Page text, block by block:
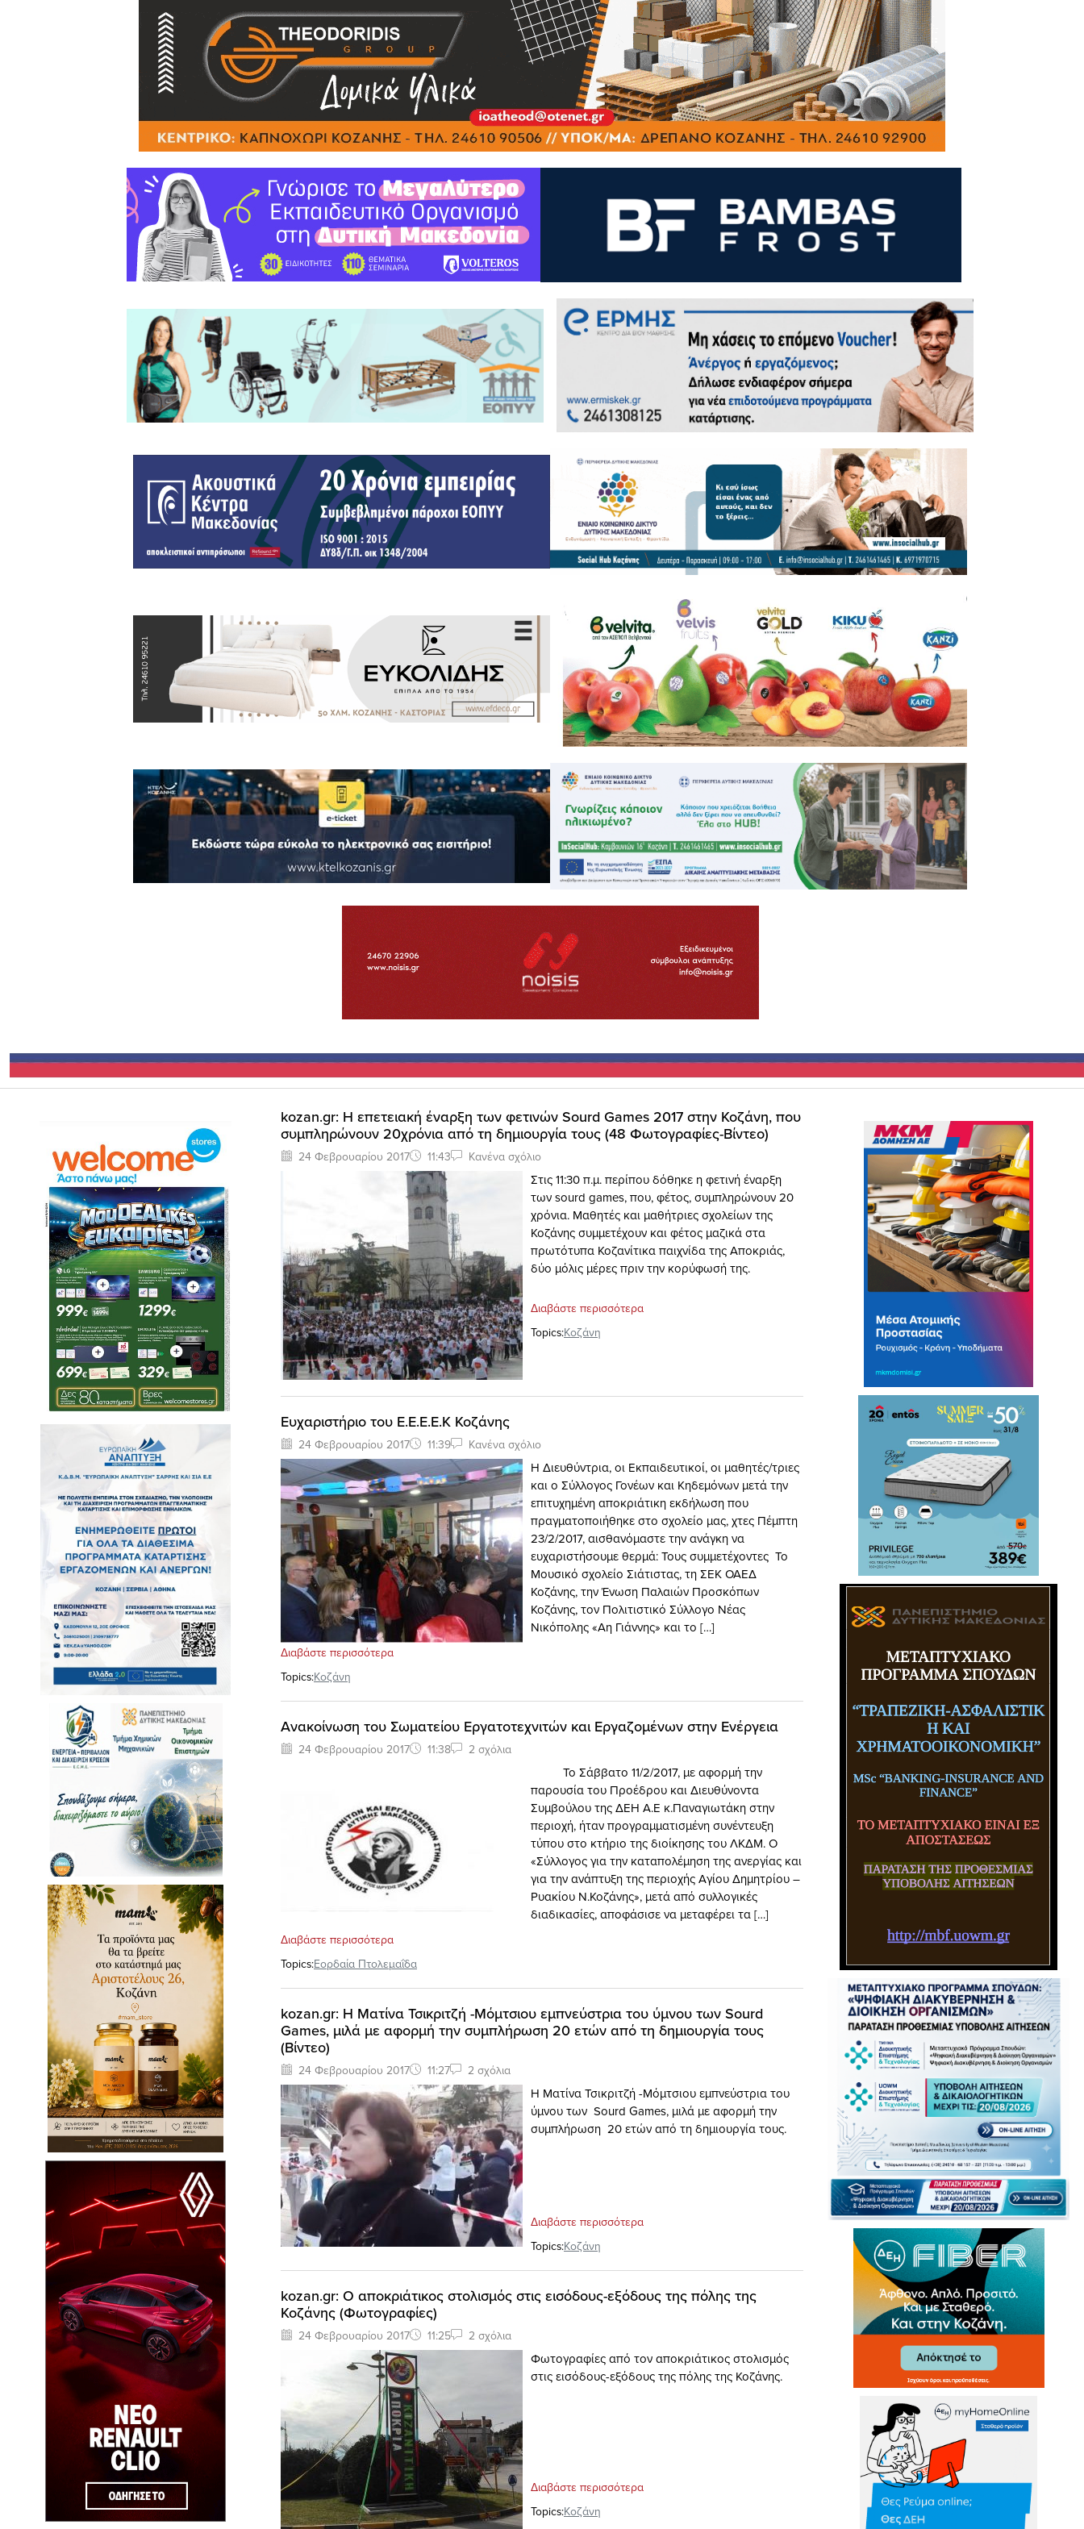
kozan.gr: H επετειακή έναρξη των φετινών Sourd Games 2017 στην Κοζάνη, που
συμπληρώνουν 20χρόνια από τη δημιουργία τους (48 Φωτογραφίες-Βίντεο)
24 Φεβρουαρίου 2017 11:43 Κανένα σχόλιο
Στις 11:30 π.μ. περίπου δόθηκε η φετινή έναρξη
των sourd games, που, φέτος, συμπληρώνουν 20
χρόνια. Μαθητές και μαθήτριες σχολείων της
Κοζάνης συμμετέχουν και φέτος μαζικά στα
πρωτότυπα Κοζανίτικα παιχνίδα της Αποκριάς,
δύο μόλις μέρες πριν την κορύφωσή της.
Διαβάστε περισσότερα
Topics:Κοζάνη
Ευχαριστήριο του Ε.Ε.Ε.Ε.Κ Κοζάνης
24 Φεβρουαρίου 2017 11:39 Κανένα σχόλιο
Η Διευθύντρια, οι Εκπαιδευτικοί, οι μαθητές/τριες
και ο Σύλλογος Γονέων και Κηδεμόνων μετά την
επιτυχημένη αποκριάτικη εκδήλωση που
πραγματοποιήθηκε στο σχολείο μας, χτες Πέμπτη
23/2/2017, αισθανόμαστε την ανάγκη να
ευχαριστήσουμε θερμά: Τους συμμετέχοντες Το
Μουσικό σχολείο Σιάτιστας, τη ΣΕΚ ΟΑΕΔ
Κοζάνης, την Ένωση Παλαιών Προσκόπων
Κοζάνης, τον Πολιτιστικό Σύλλογο Νέας
Νικόπολης «Αη Γιάννης» και το […]
Διαβάστε περισσότερα
Topics:Κοζάνη
Ανακοίνωση του Σωματείου Εργατοτεχνιτών και Εργαζομένων στην Ενέργεια
24 Φεβρουαρίου 2017 11:38 2 σχόλια
Το Σάββατο 11/2/2017, με αφορμή την
παρουσία του Προέδρου και Διευθύνοντα
Συμβούλου της ΔΕΗ Α.Ε κ.Παναγιωτάκη στην
περιοχή, ήταν προγραμματισμένη συνέντευξη
τύπου στο κτήριο της διοίκησης του ΛΚΔΜ. O
«Σύλλογος για την καταπολέμηση της ανεργίας και
για την ανάπτυξη της περιοχής Αγίου Δημητρίου –
Ρυακίου Ν.Κοζάνης», μετά από συλλογικές
διαδικασίες, αποφάσισε να μεταφέρει τα […]
Διαβάστε περισσότερα
Topics:Εορδαία Πτολεμαΐδα
kozan.gr: Η Ματίνα Τσικριτζή -Μόμτσιου εμπνεύστρια του ύμνου των Sourd
Games, μιλά με αφορμή την συμπλήρωση 20 ετών από τη δημιουργία τους
(Βίντεο)
24 Φεβρουαρίου 2017 11:27 2 σχόλια
Η Ματίνα Τσικριτζή -Μόμτσιου εμπνεύστρια του
ύμνου των Sourd Games, μιλά με αφορμή την
συμπλήρωση 20 ετών από τη δημιουργία τους.
Διαβάστε περισσότερα
Topics:Κοζάνη
kozan.gr: Ο αποκριάτικος στολισμός στις εισόδους-εξόδους της πόλης της
Κοζάνης (Φωτογραφίες)
24 Φεβρουαρίου 2017 11:25 2 σχόλια
Φωτογραφίες από τον αποκριάτικος στολισμός
στις εισόδους-εξόδους της πόλης της Κοζάνης.
Διαβάστε περισσότερα
Topics:Κοζάνη